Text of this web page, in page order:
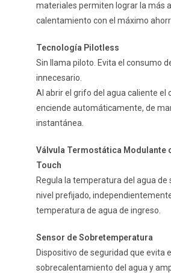
materiales permiten lograr la más
calentamiento con el máximo
Tecnología Pilotless
Sin llama piloto. Evita el consumo
innecesario.
Al abrir el grifo del agua caliente el
enciende automáticamente, de
instantánea.
Válvula Termostática Modulante
Touch
Regula la temperatura del agua de
nivel prefijado,
temperatura de agua de ingreso.
Sensor de Sobretemperatura
Dispositivo de seguridad que evita el
sobrecalentamiento del agua y